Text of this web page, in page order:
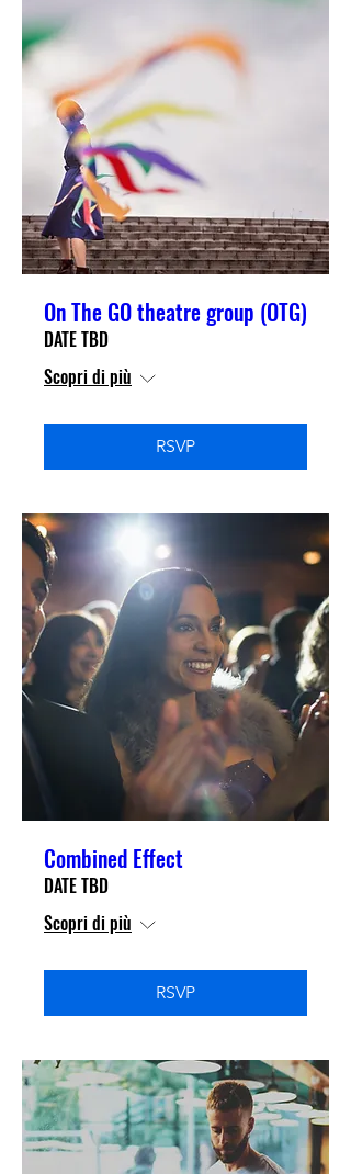
On The GO theatre group (OTG)
DATE TBD
Scopri di più
RSVP
Combined Effect
DATE TBD
Scopri di più
RSVP